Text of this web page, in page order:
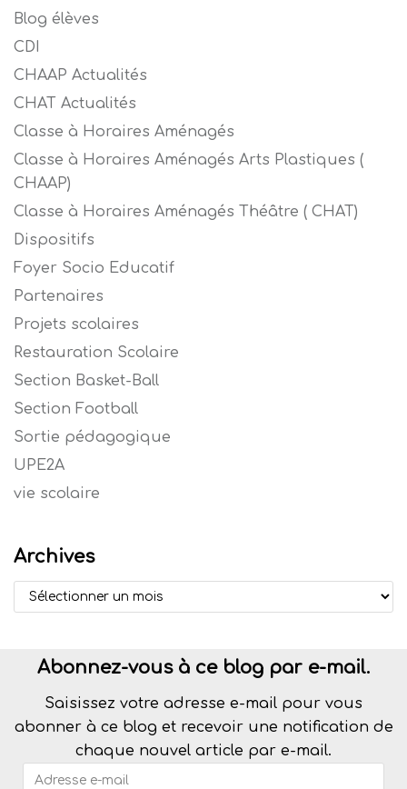
Blog élèves
CDI
CHAAP Actualités
CHAT Actualités
Classe à Horaires Aménagés
Classe à Horaires Aménagés Arts Plastiques (
CHAAP)
Classe à Horaires Aménagés Théâtre ( CHAT)
Dispositifs
Foyer Socio Educatif
Partenaires
Projets scolaires
Restauration Scolaire
Section Basket-Ball
Section Football
Sortie pédagogique
UPE2A
vie scolaire
Archives
Abonnez-vous à ce blog par e-mail.
Saisissez votre adresse e-mail pour vous
abonner à ce blog et recevoir une notification de
chaque nouvel article par e-mail.